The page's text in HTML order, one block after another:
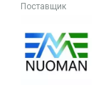
Поставщик